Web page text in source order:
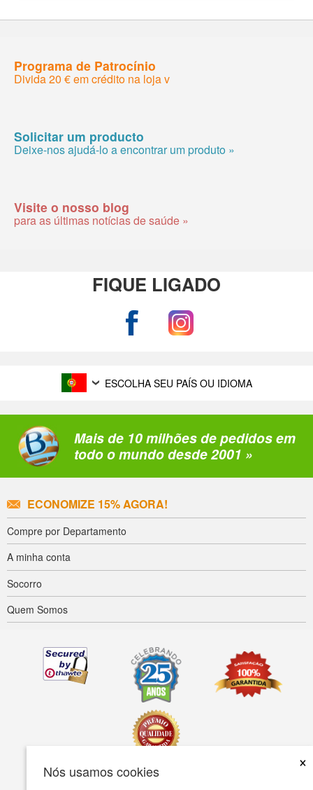
Nós usamos cookies
×
Programa de Patrocínio
Divida 20 € em crédito na loja v
Solicitar um producto
Deixe-nos ajudá-lo a encontrar um produto »
Visite o nosso blog
para as últimas notícias de saúde »
FIQUE LIGADO
ESCOLHA SEU PAÍS OU IDIOMA
Mais de 10 milhões de pedidos em
todo o mundo desde 2001 »
ECONOMIZE 15% AGORA!
Compre por Departamento
A minha conta
Socorro
Quem Somos